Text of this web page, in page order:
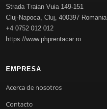
Strada Traian Vuia 149-151
Cluj-Napoca Cluj 400397 Romania
+4 0752 012 012
https://www.phprentacar.ro
EMPRESA
Acerca de nosotros
Contacto